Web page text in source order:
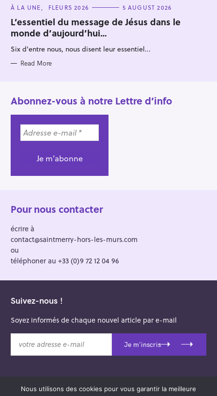
C
T
E
G
O
R
I
S
À LA UNE FLEURS 2026 5 AUGUST 2026
L’essentiel du message de Jésus dans le
monde d’aujourd’hui…
Six d'entre nous, nous disent leur essentiel...
Read More
Abonnez-vous à notre Lettre d’info
Pour nous contacter
écrire à
contact@saintmerry-hors-les-murs.com
ou
téléphoner au +33 (0)9 72 12 04 96
Suivez-nous !
Soyez informés de chaque nouvel article par e-mail
t
Je m'inscris
Nous utilisons des cookies pour vous garantir la meilleure